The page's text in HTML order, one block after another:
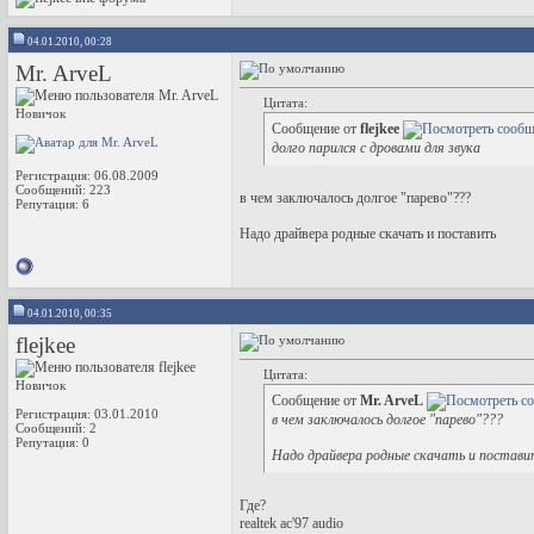
04.01.2010, 00:28
Mr. ArveL
Новичок
Регистрация: 06.08.2009
Сообщений: 223
Репутация: 6
Цитата:
Сообщение от flejkee
долго парился с дровами для звука
в чем заключалось долгое "парево"???
Надо драйвера родные скачать и поставить
04.01.2010, 00:35
flejkee
Новичок
Регистрация: 03.01.2010
Сообщений: 2
Репутация: 0
Цитата:
Сообщение от Mr. ArveL
в чем заключалось долгое "парево"???
Надо драйвера родные скачать и
Где?
realtek ac'97 audio